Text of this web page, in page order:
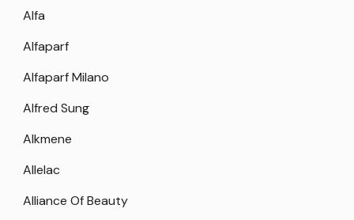
Alfa
Alfaparf
Alfaparf Milano
Alfred Sung
Alkmene
Allelac
Alliance Of Beauty